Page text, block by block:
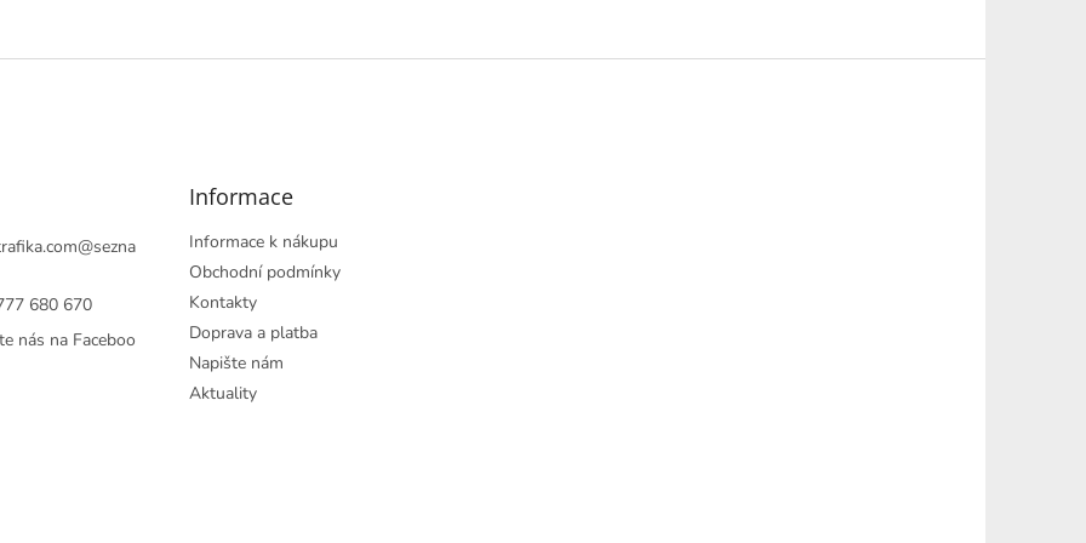
@sezna
680 670
nás na Faceboo
Informace
Informace k nákupu
Obchodní podmínky
Kontakty
Doprava a platba
Napište nám
Aktuality